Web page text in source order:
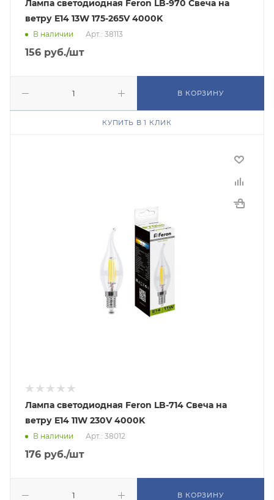
Лампа светодиодная Feron LB-970 Свеча на
ветру E14 13W 175-265V 4000K
В наличии Арт.: 38113
156 руб./шт
В КОРЗИНУ
КУПИТЬ В 1 КЛИК
Лампа светодиодная Feron LB-714 Свеча на
ветру E14 11W 230V 4000K
В наличии Арт.: 38012
176 руб./шт
В КОРЗИНУ